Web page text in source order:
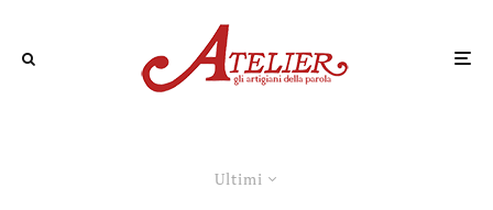
Ultimi